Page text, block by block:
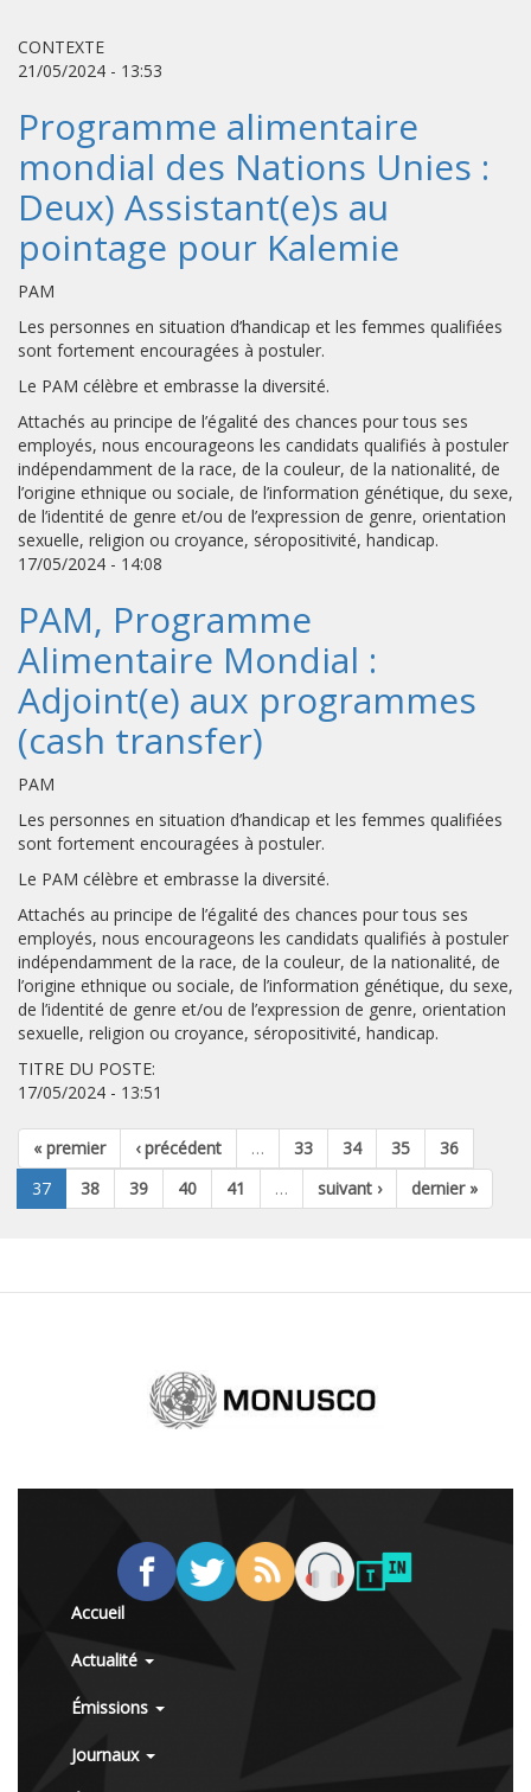
CONTEXTE
21/05/2024 - 13:53
Programme alimentaire
mondial des Nations Unies :
Deux) Assistant(e)s au
pointage pour Kalemie
PAM
Les personnes en situation d’handicap et les femmes qualifiées
sont fortement encouragées à postuler.
Le PAM célèbre et embrasse la diversité.
Attachés au principe de l’égalité des chances pour tous ses
employés, nous encourageons les candidats qualifiés à postuler
indépendamment de la race, de la couleur, de la nationalité, de
l’origine ethnique ou sociale, de l’information génétique, du sexe,
de l’identité de genre et/ou de l’expression de genre, orientation
sexuelle, religion ou croyance, séropositivité, handicap.
17/05/2024 - 14:08
PAM, Programme
Alimentaire Mondial :
Adjoint(e) aux programmes
(cash transfer)
PAM
Les personnes en situation d’handicap et les femmes qualifiées
sont fortement encouragées à postuler.
Le PAM célèbre et embrasse la diversité.
Attachés au principe de l’égalité des chances pour tous ses
employés, nous encourageons les candidats qualifiés à postuler
indépendamment de la race, de la couleur, de la nationalité, de
l’origine ethnique ou sociale, de l’information génétique, du sexe,
de l’identité de genre et/ou de l’expression de genre, orientation
sexuelle, religion ou croyance, séropositivité, handicap.
TITRE DU POSTE:
17/05/2024 - 13:51
« premier ‹ précédent … 33 34 35
36
37
38 39 40 41 … suivant › dernier »
Accueil
Actualité
Émissions
Journaux